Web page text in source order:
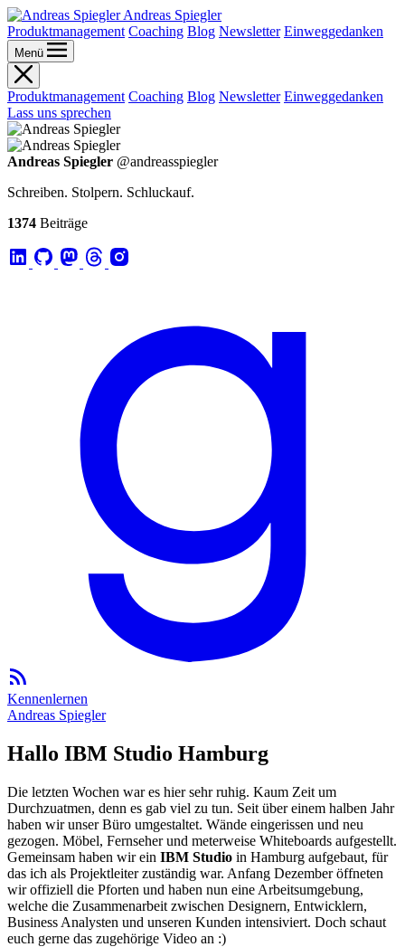
Andreas Spiegler
Produktmanagement Coaching Blog Newsletter Einweggedanken
Menü
Produktmanagement Coaching Blog Newsletter Einweggedanken
Lass uns sprechen
Andreas Spiegler @andreasspiegler
Schreiben. Stolpern. Schluckauf.
1374 Beiträge
Kennenlernen
Andreas Spiegler
Hallo IBM Studio Hamburg
Die letzten Wochen war es hier sehr ruhig. Kaum Zeit um
Durchzuatmen, denn es gab viel zu tun. Seit über einem halben Jahr
haben wir unser Büro umgestaltet. Wände eingerissen und neu
gezogen. Möbel, Fernseher und meterweise Whiteboards aufgestellt.
Gemeinsam haben wir ein IBM Studio in Hamburg aufgebaut, für
das ich als Projektleiter zuständig war. Anfang Dezember öffneten
wir offiziell die Pforten und haben nun eine Arbeitsumgebung,
welche die Zusammenarbeit zwischen Designern, Entwicklern,
Business Analysten und unseren Kunden intensiviert. Doch schaut
euch gerne das zugehörige Video an :)